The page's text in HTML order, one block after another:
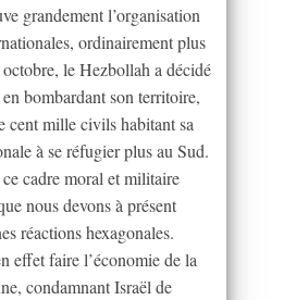
grandement l’organisation
ordinairement plus
le Hezbollah a décidé
bombardant son territoire,
cent mille civils habitant sa
à se réfugier plus au Sud.
ce cadre moral et militaire
nous devons à présent
réactions hexagonales.
effet faire l’économie de la
condamnant Israël de